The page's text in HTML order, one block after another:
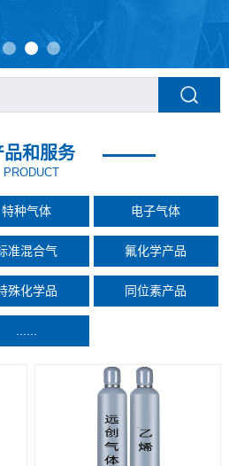
品和服务
PRODUCT
特种气体 电子气体
准混合气 氟化学产品
殊化学品 同位素产品
......